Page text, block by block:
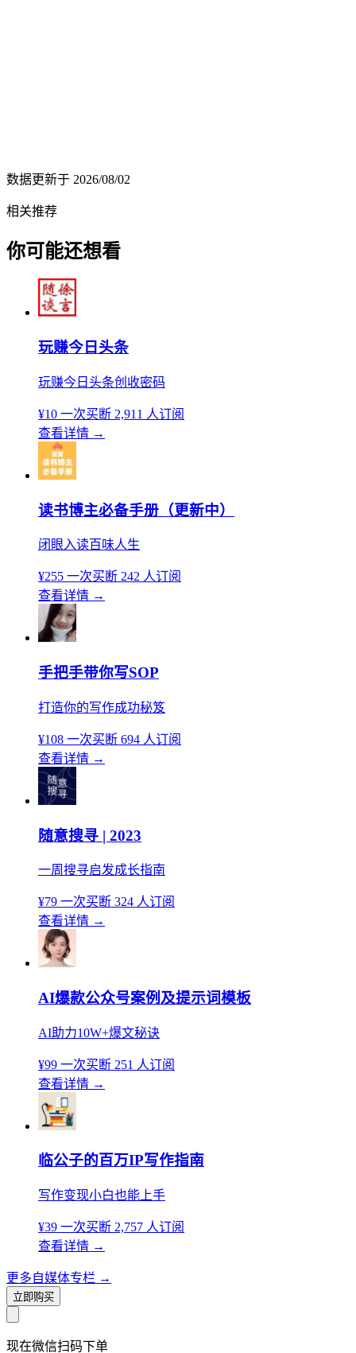
数据更新于 2026/08/02
相关推荐
你可能还想看
玩赚今日头条
玩赚今日头条创收密码
¥10 一次买断 2,911 人订阅
查看详情 →
读书博主必备手册（更新中）
闭眼入读百味人生
¥255 一次买断 242 人订阅
查看详情 →
手把手带你写SOP
打造你的写作成功秘笈
¥108 一次买断 694 人订阅
查看详情 →
随意搜寻 | 2023
一周搜寻启发成长指南
¥79 一次买断 324 人订阅
查看详情 →
AI爆款公众号案例及提示词模板
AI助力10W+爆文秘诀
¥99 一次买断 251 人订阅
查看详情 →
临公子的百万IP写作指南
写作变现小白也能上手
¥39 一次买断 2,757 人订阅
查看详情 →
更多自媒体专栏 →
立即购买
现在微信扫码下单